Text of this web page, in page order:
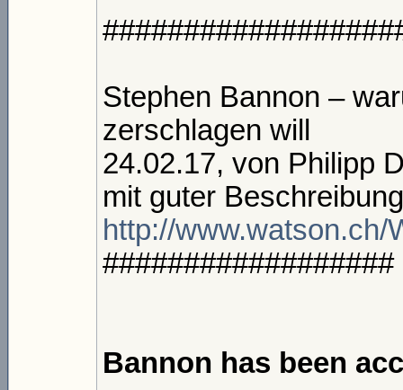
Stephen Bannon –
zerschlagen will
24.02.17, von Philipp
mit guter
http://
##################
Bannon has been